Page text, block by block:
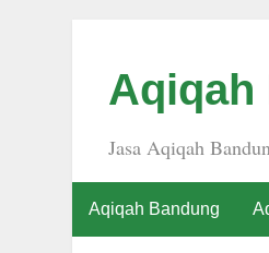
Aqiqah
Jasa Aqiqah
Aqiqah Bandung